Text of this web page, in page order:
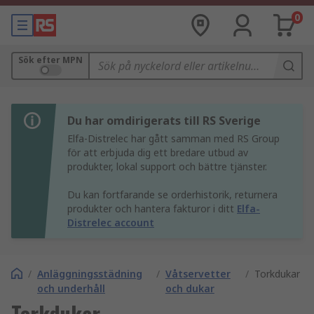
0
Sök efter MPN
Du har omdirigerats till RS Sverige
Elfa-Distrelec har gått samman med RS Group
för att erbjuda dig ett bredare utbud av
produkter, lokal support och bättre tjänster.
Du kan fortfarande se orderhistorik, returnera
produkter och hantera fakturor i ditt Elfa-
Distrelec account
/ Anläggningsstädning
och underhåll
/ Våtservetter
och dukar
/ Torkdukar